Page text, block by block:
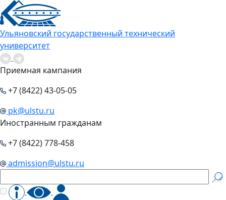
Ульяновский государственный технический
университет
Приемная кампания
+7 (8422) 43-05-05
pk@ulstu.ru
Иностранным гражданам
+7 (8422) 778-458
admission@ulstu.ru